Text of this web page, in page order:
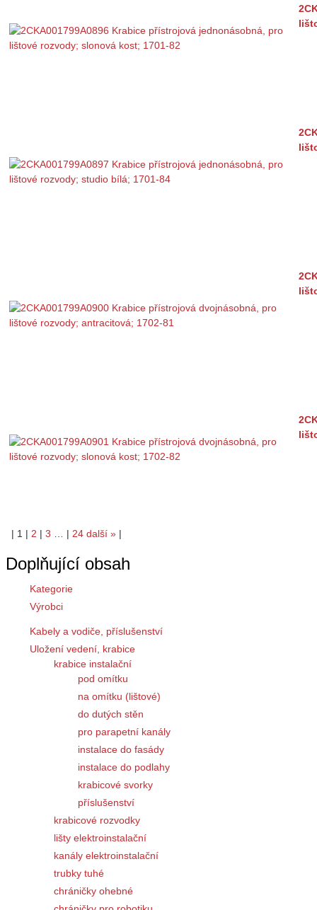
Doplňující obsah
Kategorie
Kabely a vodiče, příslušenství
Uložení vedení, krabice
krabice instalační
pod omítku
na omítku (lištové)
do dutých stěn
pro parapetní kanály
instalace do fasády
instalace do podlahy
krabicové svorky
příslušenství
krabicové rozvodky
lišty elektroinstalační
kanály elektroinstalační
trubky tuhé
chráničky ohebné